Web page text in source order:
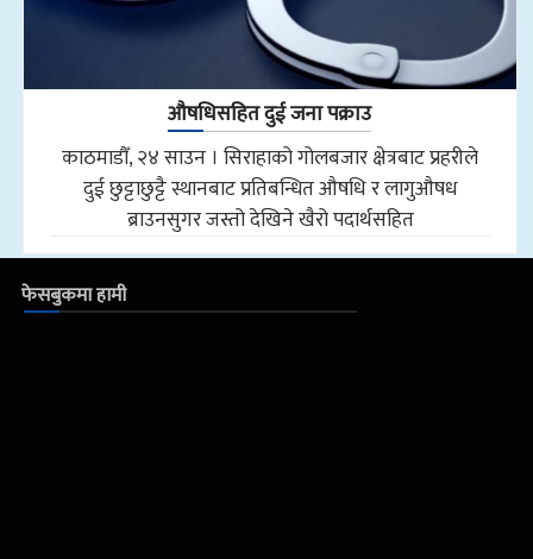
औषधिसहित दुई जना पक्राउ
काठमाडौँ, २४ साउन । सिराहाको गोलबजार क्षेत्रबाट प्रहरीले
दुई छुट्टाछुट्टै स्थानबाट प्रतिबन्धित औषधि र लागुऔषध
ब्राउनसुगर जस्तो देखिने खैरो पदार्थसहित
फेसबुकमा हामी